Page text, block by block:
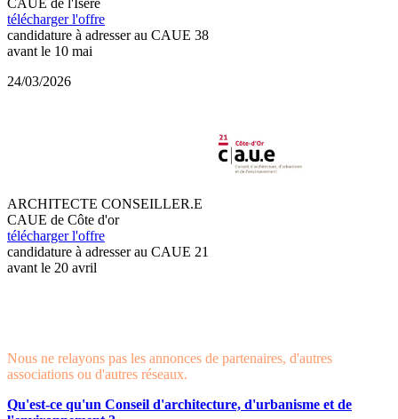
télécharger l'offre
candidature à adresser au CAUE 38
avant le 10 mai
24/03/2026
ARCHITECTE CONSEILLER.E
CAUE de Côte d'or
télécharger l'offre
candidature à adresser au CAUE 21
avant le 20 avril
Nous ne relayons pas les annonces de partenaires, d'autres
associations ou d'autres réseaux.
Qu'est-ce qu'un Conseil d'architecture, d'urbanisme et de